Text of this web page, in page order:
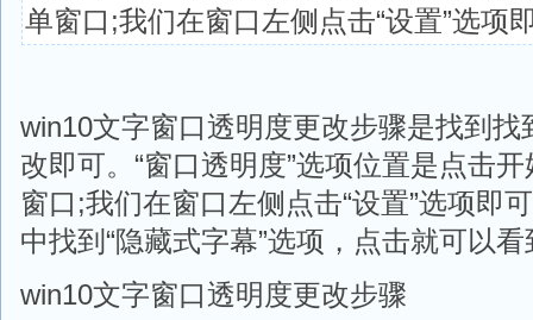
单窗口;我们在窗口左侧点击“设置”选项
win10文字窗口透明度更改步骤是找到找
改即可。“窗口透明度”选项位置是点击
窗口;我们在窗口左侧点击“设置”选项即
中找到“隐藏式字幕”选项，点击就可以
win10文字窗口透明度更改步骤